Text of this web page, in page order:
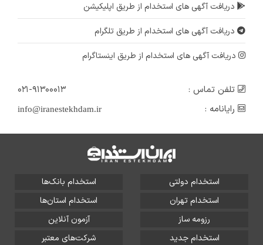
دریافت آگهی های استخدام از طریق اپلیکیشن
دریافت آگهی های استخدام از طریق تلگرام
دریافت آگهی های استخدام از طریق اینستاگرام
تلفن تماس :
۰۲۱-۹۱۳۰۰۰۱۳
رایانامه :
info@iranestekhdam.ir
استخدام دولتی
استخدام بانک‌ها
استخدام تهران
استخدام استان‌ها
رزومه ساز
آزمون آنلاین
استخدام جدید
شرکت‌های معتبر